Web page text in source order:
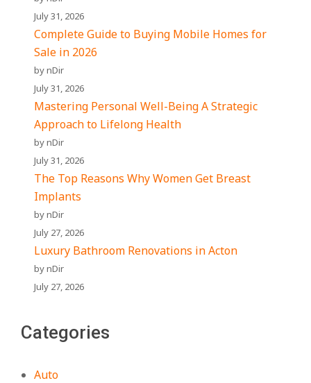
July 31, 2026
Complete Guide to Buying Mobile Homes for
Sale in 2026
by nDir
July 31, 2026
Mastering Personal Well-Being A Strategic
Approach to Lifelong Health
by nDir
July 31, 2026
The Top Reasons Why Women Get Breast
Implants
by nDir
July 27, 2026
Luxury Bathroom Renovations in Acton
by nDir
July 27, 2026
Categories
Auto